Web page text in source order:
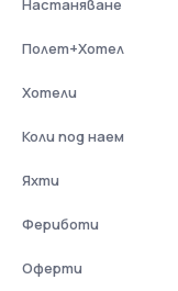
Настаняване
Полет+Хотел
Хотели
Коли под наем
Яхти
Фериботи
Оферти